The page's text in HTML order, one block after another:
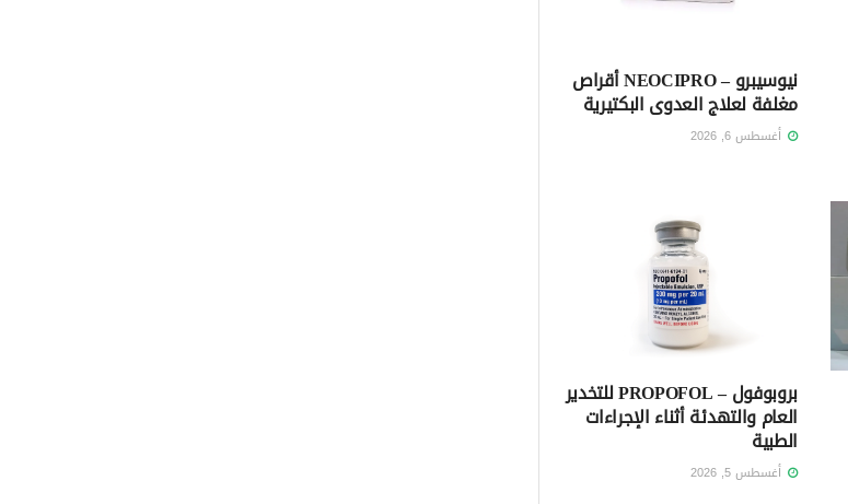
نيوسيبرو – NEOCIPRO أقراص
مغلفة لعلاج العدوى البكتيرية
أغسطس 6, 2026
بروبوفول – PROPOFOL للتخدير
العام والتهدئة أثناء الإجراءات
الطبية
أغسطس 5, 2026